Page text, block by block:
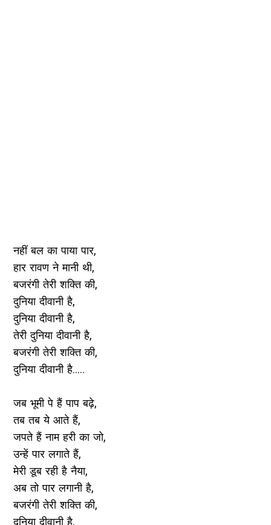
नहीं बल का पाया पार,
हार रावण ने मानी थी,
बजरंगी तेरी शक्ति की,
दुनिया दीवानी है,
दुनिया दीवानी है,
तेरी दुनिया दीवानी है,
बजरंगी तेरी शक्ति की,
दुनिया दीवानी है.....
जब भूमी पे हैं पाप बढ़े,
तब तब ये आते हैं,
जपते हैं नाम हरी का जो,
उन्हें पार लगाते हैं,
मेरी डूब रही है नैया,
अब तो पार लगानी है,
बजरंगी तेरी शक्ति की,